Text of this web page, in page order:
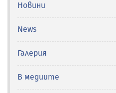
Новини
News
Галерия
В медиите